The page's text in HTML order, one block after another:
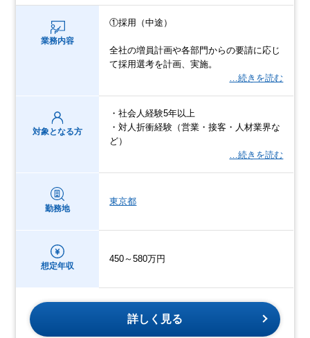
業務内容
①採用（中途）
全社の増員計画や各部門からの要請に応じ
て採用選考を計画、実施。
…続きを読む
対象となる方
・社会人経験5年以上
・対人折衝経験（営業・接客・人材業界な
ど）
…続きを読む
勤務地
東京都
想定年収
450～580万円
詳しく見る